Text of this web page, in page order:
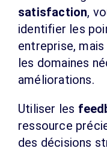
satisfaction,
identifier les
entreprise,
les domaines
améliorations.
Utiliser les
ressource
des décisions